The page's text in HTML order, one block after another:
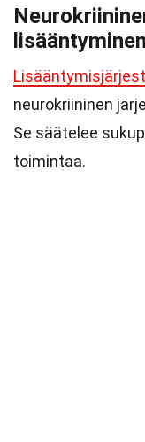
lisääntyminen
neurokriininen
Se säätelee
toimintaa.